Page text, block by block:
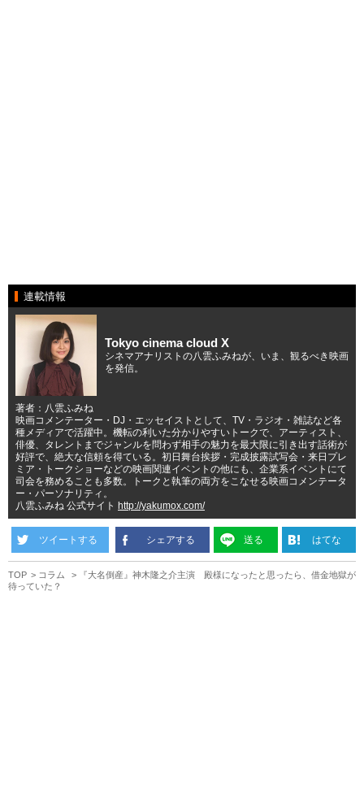
連載情報
Tokyo cinema cloud X
シネマアナリストの八雲ふみねが、いま、観るべき映画
を発信。
著者：八雲ふみね
映画コメンテーター・DJ・エッセイストとして、TV・ラジオ・雑誌など各
種メディアで活躍中。機転の利いた分かりやすいトークで、アーティスト、
俳優、タレントまでジャンルを問わず相手の魅力を最大限に引き出す話術が
好評で、絶大な信頼を得ている。初日舞台挨拶・完成披露試写会・来日プレ
ミア・トークショーなどの映画関連イベントの他にも、企業系イベントにて
司会を務めることも多数。トークと執筆の両方をこなせる映画コメンテータ
ー・パーソナリティ。
八雲ふみね 公式サイト
http://yakumox.com/
ツイートする シェアする 送る はてな
TOP コラム
『大名倒産』神木隆之介主演 殿様になったと思ったら、借金地獄が
待っていた？